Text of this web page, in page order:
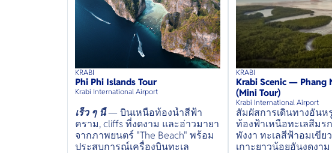
38mins⦁up to8guests
KRABI
Phi Phi Islands Tour
Krabi International Airport
เร็ว ๆ นี้— บินเหนือท้องน้ำสีฟ้า
คราม, cliffs ที่งดงาม และอ่าวมายา
จากภาพยนตร์ "The Beach" พร้อม
ประสบการณ์เครื่องบินทะเล
45mins⦁up to8 guests
KRABI
Krabi Scenic — Phang
(Mini Tour)
Krabi International Airport
สัมผัสการเดินทางอันห
ท้องฟ้าเหนือทะเลสีมร
พังงา ทะเลสีฟ้าอมเขีย
เกาะยาวน้อยอันงดงาม